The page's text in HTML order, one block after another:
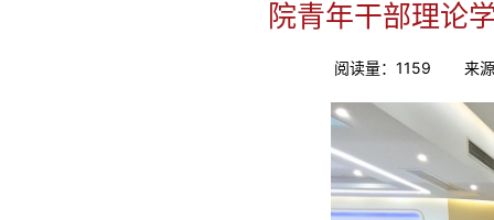
院青年干部理论
阅读量： 1159 来